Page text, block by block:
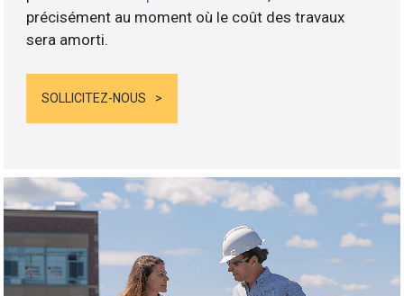
précisément au moment où le coût des travaux
sera amorti.
SOLLICITEZ-NOUS